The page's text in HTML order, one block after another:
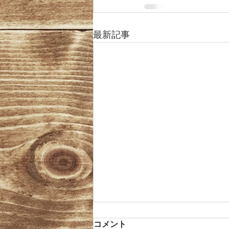
最新記事
令和8年4月のお休みと臨時営
コメント